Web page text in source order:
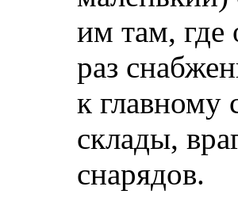
им там, где
раз
к главному
склады,
снарядов.